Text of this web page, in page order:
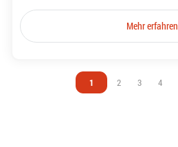
Mehr erfahren
Vous êtes sur la page
1 Vous êtes sur la
2 Vous êtes
3 Vous
4